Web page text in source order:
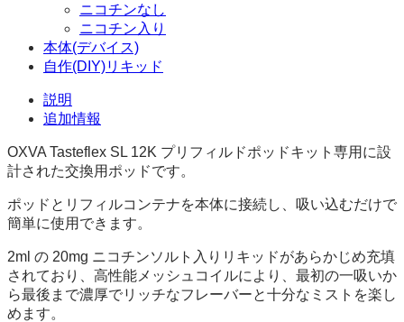
ニコチンなし
ニコチン入り
本体(デバイス)
自作(DIY)リキッド
説明
追加情報
OXVA Tasteflex SL 12K プリフィルドポッドキット専用に設
計された交換用ポッドです。
ポッドとリフィルコンテナを本体に接続し、吸い込むだけで
簡単に使用できます。
2ml の 20mg ニコチンソルト入りリキッドがあらかじめ充填
されており、高性能メッシュコイルにより、最初の一吸いか
ら最後まで濃厚でリッチなフレーバーと十分なミストを楽し
めます。